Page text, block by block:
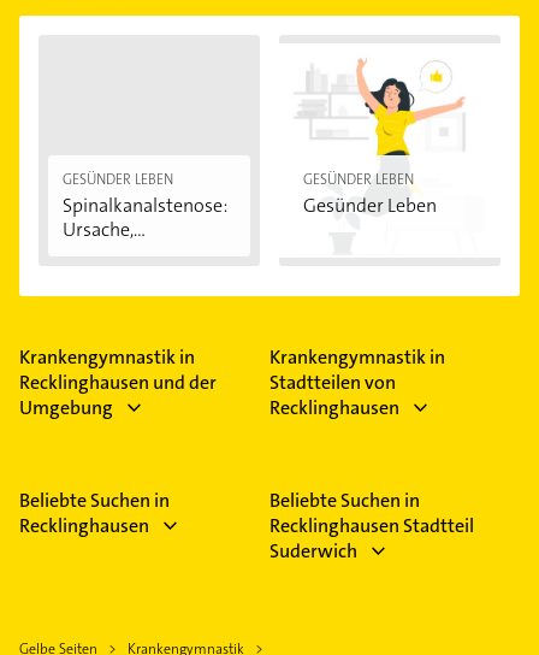
werden, bei chronisch Kranken 200 Euro.
notwendig, die Krankenkasse zahlt aber oft einen
reguläre Krankengymnastik kosten oft 30 bis 40
Parkinson-Erkrankten liegen die Kosten höher,
Gruppenanwendungen wie Rückenschulen sind
GESÜNDER LEBEN
Spinalkanalstenose:
Ursache,
GESÜNDER LEBEN
Gesünder Leben
Krankengymnastik in
Recklinghausen und der
Umgebung
Krankengymnastik in
Stadtteilen von
Recklinghausen
Beliebte Suchen in
Recklinghausen
Beliebte Suchen in
Recklinghausen Stadtteil
Suderwich
Gelbe Seiten
Krankengymnastik